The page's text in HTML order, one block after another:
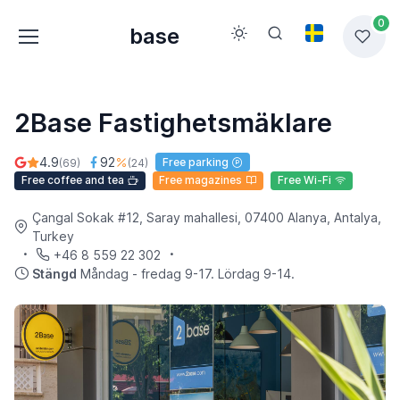
base
0
2Base Fastighetsmäklare
4.9(69) 92 (24)
Free parking
Free coffee and tea
Free magazines Free Wi-Fi
Çangal Sokak #12, Saray mahallesi, 07400 Alanya, Antalya,
Turkey
+46 8 559 22 302
Stängd Måndag - fredag 9-17. Lördag 9-14.